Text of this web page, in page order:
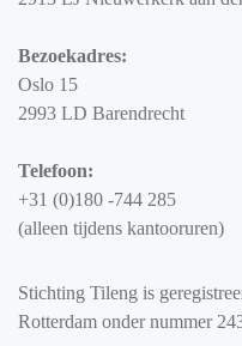
Bezoekadres:
Oslo 15
2993 LD Barendrecht
Telefoon:
+31 (0)180 -744 285
(alleen tijdens kantooruren)
Stichting Tileng is
Rotterdam onder nummer